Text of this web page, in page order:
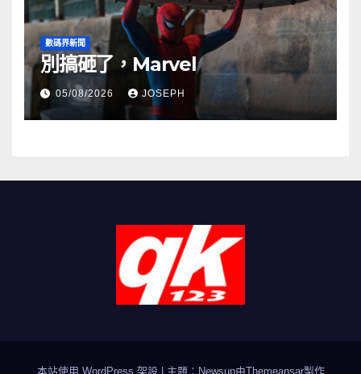
數碼界新聞
別搞砸了，Marvel
05/08/2026 JOSEPH
本站使用 WordPress 架設 主題：Newsup由Themeansar製作